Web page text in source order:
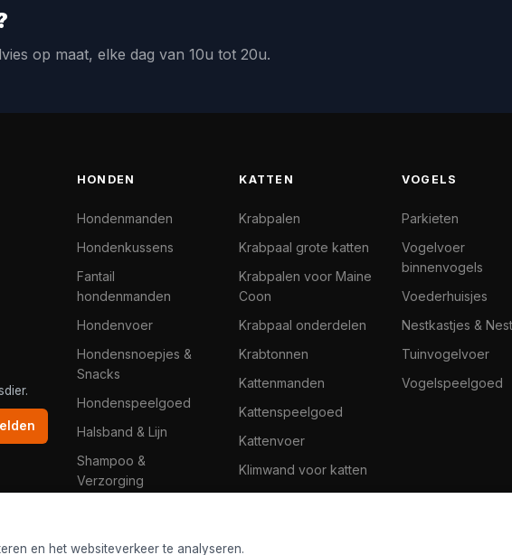
op maat, elke dag van 10u tot 20u.
HONDEN
Hondenmanden
Hondenkussens
Fantail
hondenmanden
Hondenvoer
Hondensnoepjes &
Snacks
Hondenspeelgoed
Halsband & Lijn
Shampoo &
Verzorging
KATTEN
Krabpalen
Krabpaal grote katten
Krabpalen voor Maine
Coon
Krabpaal onderdelen
Krabtonnen
Kattenmanden
Kattenspeelgoed
Kattenvoer
Klimwand voor katten
VOGELS
Parkieten
Vogelvoer
binnenvogels
Voederhuisjes
Nestkastjes &
Tuinvogelvoer
Vogelspeelgoed
en het websiteverkeer te analyseren.